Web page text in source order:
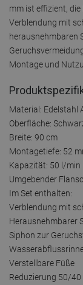
mm ist effizient,
Verblendung mit
herausnehmbaren
Montage und
Material: Edelstahl
Oberfläche:
Breite: 90 cm
Montagetiefe: 52
Kapazität: 50 l/min
Umgebender
Im Set enthalten:
Verblendung mit
Herausnehmbarer
Siphon zur
Verstellbare Füße
Reduzierung 50/40